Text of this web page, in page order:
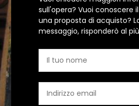
sull'opera? Vuoi conoscere
una proposta di acquisto?
messaggio, risponderò al